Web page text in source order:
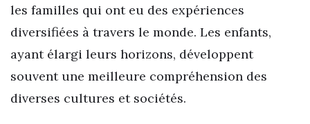
les familles qui ont eu des expériences
diversifiées à travers le monde. Les enfants,
ayant élargi leurs horizons, développent
souvent une meilleure compréhension des
diverses cultures et sociétés.